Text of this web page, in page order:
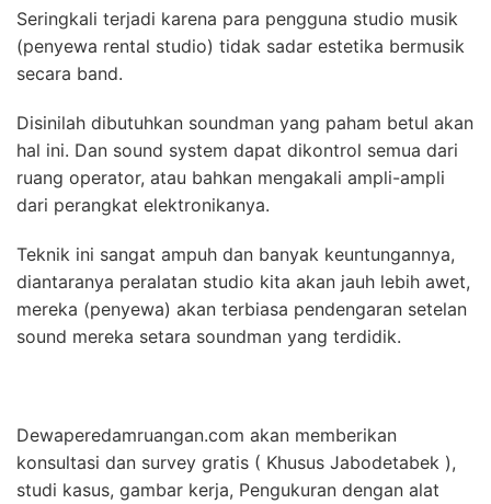
Seringkali terjadi karena para pengguna studio musik
(penyewa rental studio) tidak sadar estetika bermusik
secara band.
Disinilah dibutuhkan soundman yang paham betul akan
hal ini. Dan sound system dapat dikontrol semua dari
ruang operator, atau bahkan mengakali ampli-ampli
dari perangkat elektronikanya.
Teknik ini sangat ampuh dan banyak keuntungannya,
diantaranya peralatan studio kita akan jauh lebih awet,
mereka (penyewa) akan terbiasa pendengaran setelan
sound mereka setara soundman yang terdidik.
Dewaperedamruangan.com akan memberikan
konsultasi dan survey gratis ( Khusus Jabodetabek ),
studi kasus, gambar kerja, Pengukuran dengan alat